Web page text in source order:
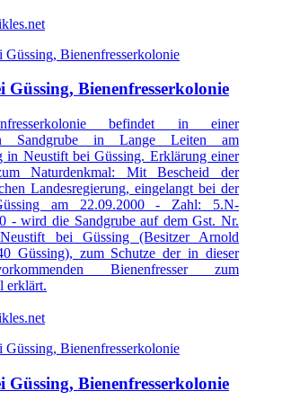
Güssing, Bienenfresserkolonie
befindet in einer
Sandgrube in Lange Leiten am
in Neustift bei Güssing. Erklärung einer
Naturdenkmal: Mit Bescheid der
Landesregierung, eingelangt bei der
am 22.09.2000 - Zahl: 5.N-
- wird die Sandgrube auf dem Gst. Nr.
bei Güssing (Besitzer Arnold
Güssing), zum Schutze der in dieser
Bienenfresser zum
erklärt.
Güssing, Bienenfresserkolonie